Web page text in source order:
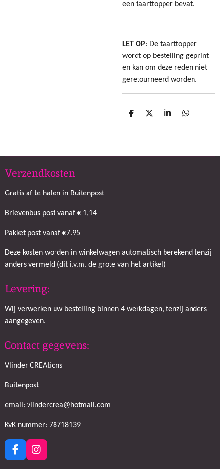
een taarttopper bevat.
LET OP: De taarttopper
wordt op bestelling geprint
en kan om deze reden niet
geretourneerd worden.
D
D
S
D
Verzendkosten
Gratis af te halen in Buitenpost
Brievenbus post vanaf € 1,14
Pakket post vanaf €7.95
Deze kosten worden in winkelwagen automatisch berekend tenzij
anders vermeld (dit i.v.m. de grote van het artikel)
Levering:
Wij verwerken uw bestelling binnen 4 werkdagen, tenzij anders
aangegeven.
Contact gegevens:
Vlinder CREAtions
Buitenpost
email: vlindercrea@hotmail.com
KvK nummer: 78718139
F
a
I
n